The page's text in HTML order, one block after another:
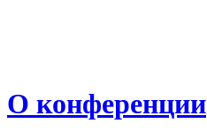
О конференции